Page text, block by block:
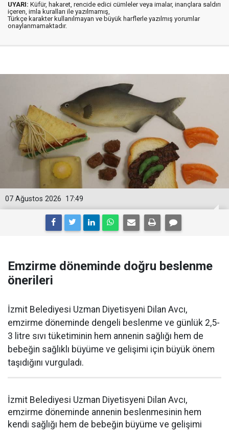
UYARI: Küfür, hakaret, rencide edici cümleler veya imalar, inançlara saldırı
içeren, imla kuralları ile yazılmamış,
Türkçe karakter kullanılmayan ve büyük harflerle yazılmış yorumlar
onaylanmamaktadır.
17:49
07 Ağustos 2026
Emzirme döneminde doğru beslenme
önerileri
İzmit Belediyesi Uzman Diyetisyeni Dilan Avcı,
emzirme döneminde dengeli beslenme ve günlük 2,5-
3 litre sıvı tüketiminin hem annenin sağlığı hem de
bebeğin sağlıklı büyüme ve gelişimi için büyük önem
taşıdığını vurguladı.
İzmit Belediyesi Uzman Diyetisyeni Dilan Avcı,
emzirme döneminde annenin beslenmesinin hem
kendi sağlığı hem de bebeğin büyüme ve gelişimi